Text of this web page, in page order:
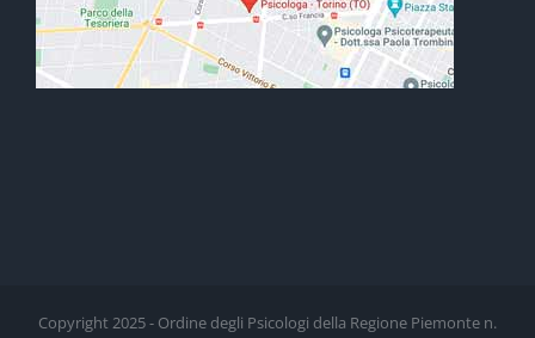
Copyright 2025 - Ordine degli Psicologi della Regione Piemonte n.